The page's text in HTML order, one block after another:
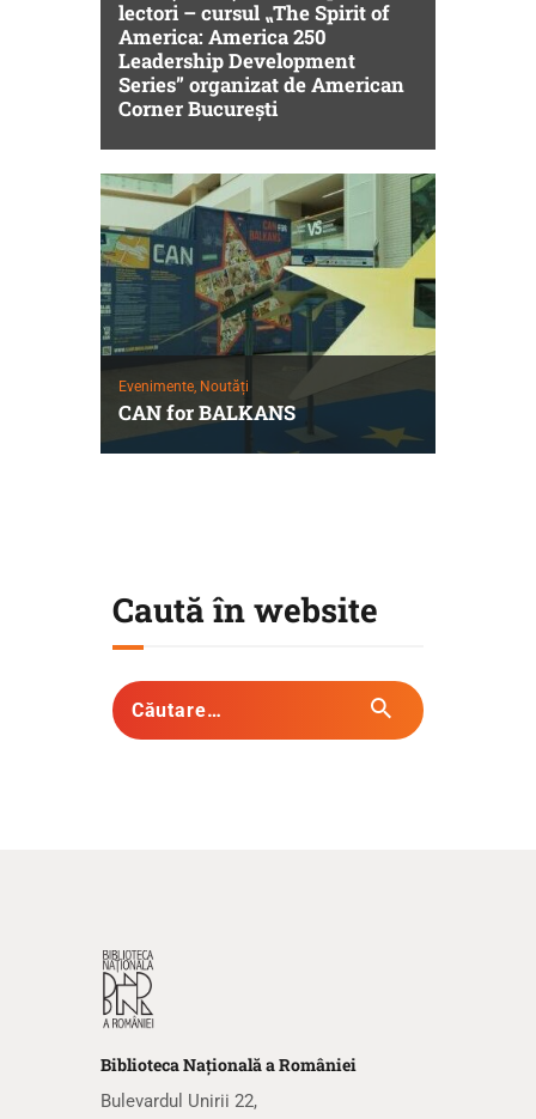
lectori – cursul ⹂The Spirit of
America: America 250
Leadership Development
Series” organizat de American
Corner București
Evenimente, Noutăți
CAN for BALKANS
Caută în website
BibliotecaNaționalăa României
Bulevardul Unirii 22,